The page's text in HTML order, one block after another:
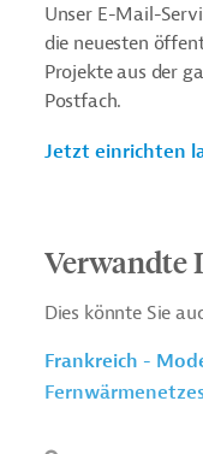
Unser E-Mail-
die neuesten
Projekte aus der
Postfach.
Jetzt einrichten
Verwandte
Dies könnte Sie
Frankreich -